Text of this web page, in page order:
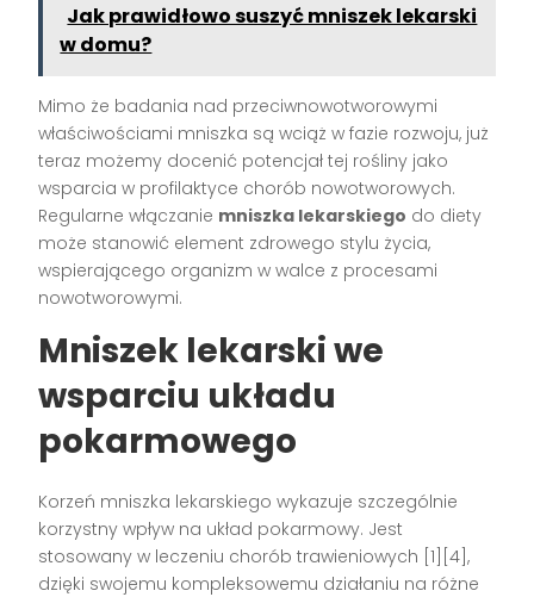
Jak prawidłowo suszyć mniszek lekarski
w domu?
Mimo że badania nad przeciwnowotworowymi
właściwościami mniszka są wciąż w fazie rozwoju, już
teraz możemy docenić potencjał tej rośliny jako
wsparcia w profilaktyce chorób nowotworowych.
Regularne włączanie mniszka lekarskiego do diety
może stanowić element zdrowego stylu życia,
wspierającego organizm w walce z procesami
nowotworowymi.
Mniszek lekarski we
wsparciu układu
pokarmowego
Korzeń mniszka lekarskiego wykazuje szczególnie
korzystny wpływ na układ pokarmowy. Jest
stosowany w leczeniu chorób trawieniowych [1][4],
dzięki swojemu kompleksowemu działaniu na różne